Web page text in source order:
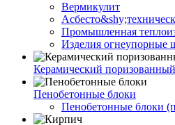
Вермикулит
Промышленная
Изделия
Керамический
Пенобетонные блоки
Пенобетонные блоки